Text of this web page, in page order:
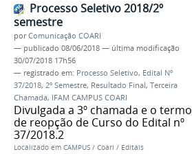
Processo Seletivo 2018/2º
semestre
porComunicação COARI
— publicado 08/06/2018 — última modificação
30/07/2018 17h56
— registrado em: Processo Seletivo, Edital Nº
37/2018, 2º Semestre, Resultado Final, Terceira
Chamada, IFAM CAMPUS COARI
Divulgada a 3º chamada e o termo
de reopção de Curso do Edital nº
37/2018.2
Localizado em CAMPUS / Coari / Editais